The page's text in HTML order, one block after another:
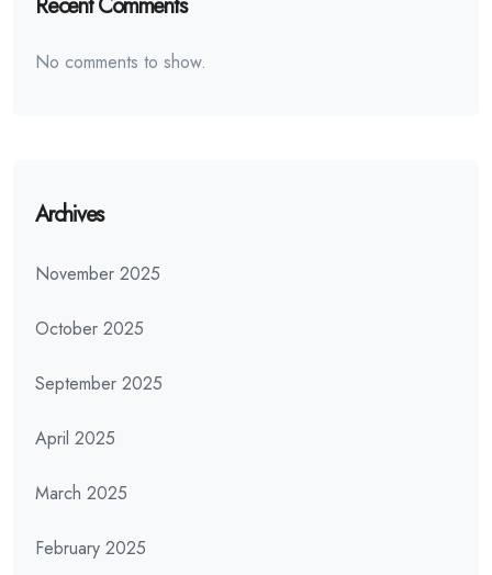
No comments to show.
Archives
November 2025
October 2025
September 2025
April 2025
March 2025
February 2025